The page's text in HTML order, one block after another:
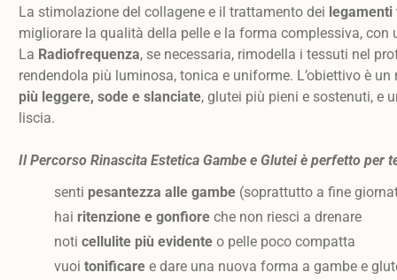
La stimolazione del collagene e il trattamento dei legamenti
migliorare la qualità della pelle e la forma complessiva,
La Radiofrequenza, se necessaria, rimodella i tessuti nel
rendendola più luminosa, tonica e uniforme. L’obiettivo è
più leggere, sode e slanciate, glutei più pieni e sostenuti, e
liscia.
Il Percorso Rinascita Estetica Gambe e Glutei è perfetto per
senti pesantezza alle gambe(soprattutto a fine
hai ritenzione e gonfioreche non riesci a drenare
noti cellulite più evidenteo pelle poco compatta
vuoi tonificaree dare una nuova forma a gambe e